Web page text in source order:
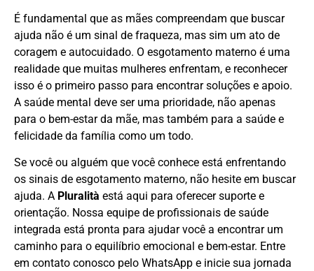
É fundamental que as mães compreendam que buscar
ajuda não é um sinal de fraqueza, mas sim um ato de
coragem e autocuidado. O esgotamento materno é uma
realidade que muitas mulheres enfrentam, e reconhecer
isso é o primeiro passo para encontrar soluções e apoio.
A saúde mental deve ser uma prioridade, não apenas
para o bem-estar da mãe, mas também para a saúde e
felicidade da família como um todo.
Se você ou alguém que você conhece está enfrentando
os sinais de esgotamento materno, não hesite em buscar
ajuda. A Pluralità está aqui para oferecer suporte e
orientação. Nossa equipe de profissionais de saúde
integrada está pronta para ajudar você a encontrar um
caminho para o equilíbrio emocional e bem-estar. Entre
em contato conosco pelo WhatsApp e inicie sua jornada